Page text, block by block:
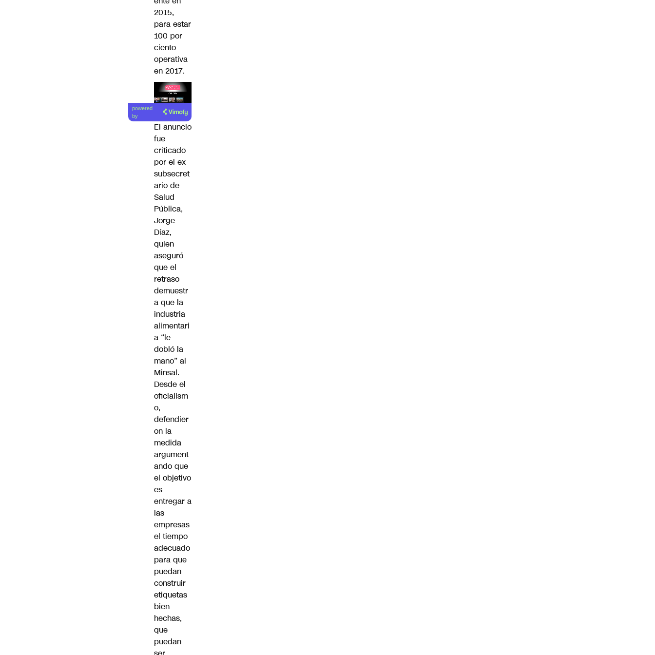
2015,
para estar
100 por
ciento
operativa
en 2017.
Lea el
artículo
powered
by
El anuncio
fue
criticado
por el ex
subsecret
ario de
Salud
Pública,
Jorge
Díaz,
quien
aseguró
que el
retraso
demuestr
a que la
industria
alimentari
a “le
dobló la
mano” al
Minsal.
Desde el
oficialism
o,
defendier
on la
medida
argument
ando que
el objetivo
es
entregar a
las
empresas
el tiempo
adecuado
para que
puedan
construir
etiquetas
bien
hechas,
que
puedan